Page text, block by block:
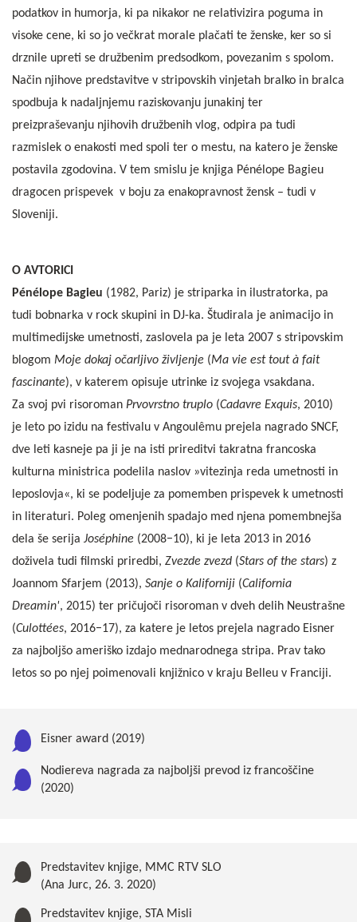
podatkov in humorja, ki pa nikakor ne relativizira poguma in
visoke cene, ki so jo večkrat morale plačati te ženske, ker so si
drznile upreti se družbenim predsodkom, povezanim s spolom.
Način njihove predstavitve v stripovskih vinjetah bralko in bralca
spodbuja k nadaljnjemu raziskovanju junakinj ter
preizpraševanju njihovih družbenih vlog, odpira pa tudi
razmislek o enakosti med spoli ter o mestu, na katero je ženske
postavila zgodovina. V tem smislu je knjiga Pénélope Bagieu
dragocen prispevek v boju za enakopravnost žensk – tudi v
Sloveniji.
O AVTORICI
Pénélope Bagieu (1982, Pariz) je striparka in ilustratorka, pa
tudi bobnarka v rock skupini in DJ-ka. Študirala je animacijo in
multimedijske umetnosti, zaslovela pa je leta 2007 s stripovskim
blogom Moje dokaj očarljivo življenje (Ma vie est tout à fait
fascinante), v katerem opisuje utrinke iz svojega vsakdana.
Za svoj pvi risoroman Prvovrstno truplo (Cadavre Exquis, 2010)
je leto po izidu na festivalu v Angoulêmu prejela nagrado SNCF,
dve leti kasneje pa ji je na isti prireditvi takratna francoska
kulturna ministrica podelila naslov »vitezinja reda umetnosti in
leposlovja«, ki se podeljuje za pomemben prispevek k umetnosti
in literaturi. Poleg omenjenih spadajo med njena pomembnejša
dela še serija Joséphine (2008−10), ki je leta 2013 in 2016
doživela tudi filmski priredbi, Zvezde zvezd (Stars of the stars) z
Joannom Sfarjem (2013), Sanje o Kaliforniji (California
Dreamin', 2015) ter pričujoči risoroman v dveh delih Neustrašne
(Culottées, 2016−17), za katere je letos prejela nagrado Eisner
za najboljšo ameriško izdajo mednarodnega stripa. Prav tako
letos so po njej poimenovali knjižnico v kraju Belleu v Franciji.
Eisner award (2019)
Nodiereva nagrada za najboljši prevod iz francoščine
(2020)
Predstavitev knjige, MMC RTV SLO
(Ana Jurc, 26. 3. 2020)
Predstavitev knjige, STA Misli